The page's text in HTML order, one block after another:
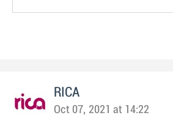
RICA
Oct 07, 2021 at 14:22